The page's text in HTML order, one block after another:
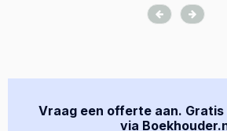
Vraag een offerte aan.
via